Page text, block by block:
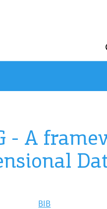
- A
BIB